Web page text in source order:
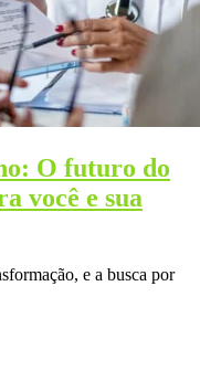
O futuro do
você e sua
e a busca por